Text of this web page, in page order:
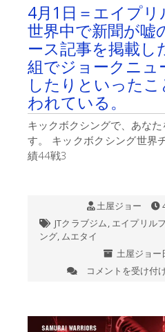
ク
ラ
ブ
ジ
ム
は
4月1日＝エイプリ
世界中で新聞が嘘
ース記事を掲載し
組でジョークニュ
したりといった
われている。
キックボクシングで、あな
す。 キックボクシング世界
績44戦3
土屋ジョー
JTクラブジム エイプリル
ング ムエタイ
土屋ジョー
4
＝
コメントを受け付